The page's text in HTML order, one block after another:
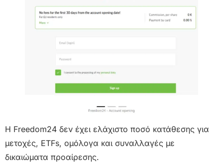
Η Freedom24 δεν έχει ελάχιστο ποσό κατάθεσης για
μετοχές, ETFs, ομόλογα και συναλλαγές με
δικαιώματα προαίρεσης.